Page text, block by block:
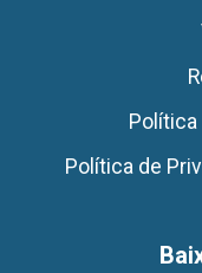
Política
Política de